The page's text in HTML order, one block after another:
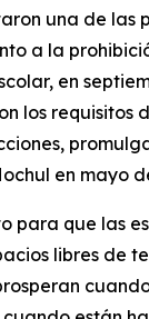
una de las
a la
en
los requisitos
en mayo
para que las
libres de